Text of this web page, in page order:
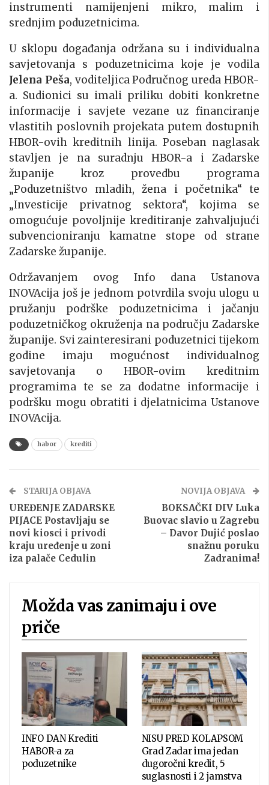
instrumenti namijenjeni mikro, malim i
srednjim poduzetnicima.
U sklopu događanja održana su i individualna
savjetovanja s poduzetnicima koje je vodila
Jelena Peša, voditeljica Područnog ureda HBOR-
a. Sudionici su imali priliku dobiti konkretne
informacije i savjete vezane uz financiranje
vlastitih poslovnih projekata putem dostupnih
HBOR-ovih kreditnih linija. Poseban naglasak
stavljen je na suradnju HBOR-a i Zadarske
županije kroz provedbu programa
„Poduzetništvo mladih, žena i početnika“ te
„Investicije privatnog sektora“, kojima se
omogućuje povoljnije kreditiranje zahvaljujući
subvencioniranju kamatne stope od strane
Zadarske županije.
Održavanjem ovog Info dana Ustanova
INOVAcija još je jednom potvrdila svoju ulogu u
pružanju podrške poduzetnicima i jačanju
poduzetničkog okruženja na području Zadarske
županije. Svi zainteresirani poduzetnici tijekom
godine imaju mogućnost individualnog
savjetovanja o HBOR-ovim kreditnim
programima te se za dodatne informacije i
podršku mogu obratiti i djelatnicima Ustanove
INOVAcija.
habor krediti
STARIJA OBJAVA
UREĐENJE ZADARSKE
PIJACE Postavljaju se
novi kiosci i privodi
kraju uređenje u zoni
iza palače Cedulin
NOVIJA OBJAVA
BOKSAČKI DIV Luka
Buovac slavio u Zagrebu
– Davor Dujić poslao
snažnu poruku
Zadranima!
Možda vas zanimaju i ove
priče
INFO DAN Krediti
HABOR-a za
poduzetnike
NISU PRED KOLAPSOM
Grad Zadar ima jedan
dugoročni kredit, 5
suglasnosti i 2 jamstva